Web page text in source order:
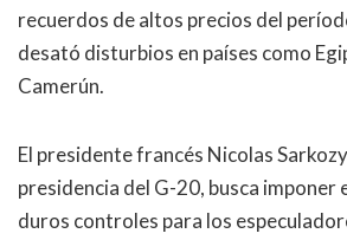
recuerdos de altos precios del
desató disturbios en países como
Camerún.
El presidente francés Nicolas
presidencia del G-20, busca imponer
duros controles para los